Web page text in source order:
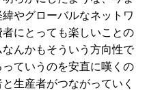
やグローバルなネットワ
にとっても楽しいことの
んかもそういう方向性で
ていうのを安直に嘆くの
生産者がつながっていく